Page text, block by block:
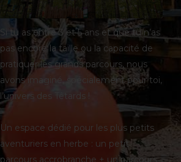
Si tu as entre 3 et 5 ans et que tu n’as
pas encore la taille ou la capacité de
pratiquer les grands parcours, nous
avons imaginé, spécialement pour toi,
l’univers des Têtards !
Un espace dédié pour les plus petits
aventuriers en herbe : un petit
parcours accrobranche + un parcours